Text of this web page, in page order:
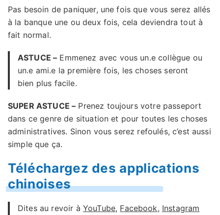
Pas besoin de paniquer, une fois que vous serez allés
à la banque une ou deux fois, cela deviendra tout à
fait normal.
ASTUCE – Emmenez avec vous un.e collègue ou
un.e ami.e la première fois, les choses seront
bien plus facile.
SUPER ASTUCE – Prenez toujours votre passeport
dans ce genre de situation et pour toutes les choses
administratives. Sinon vous serez refoulés, c’est aussi
simple que ça.
Téléchargez des applications
chinoises
Dites au revoir à YouTube, Facebook, Instagram